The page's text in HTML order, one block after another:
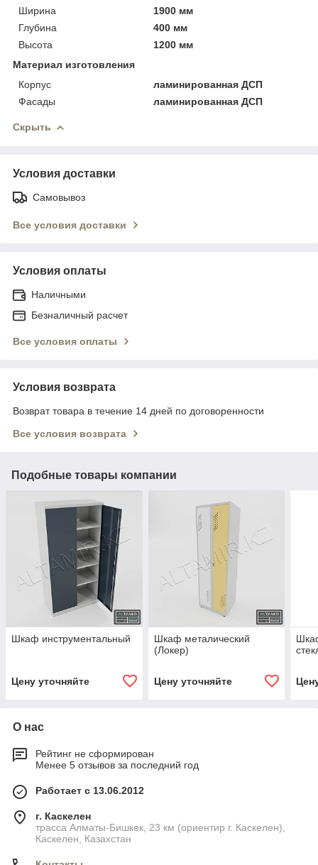
Ширина
1900 мм
Глубина
400 мм
Высота
1200 мм
Материал изготовления
Корпус
ламинированная ДСП
Фасады
ламинированная ДСП
Скрыть
Условия доставки
Самовывоз
Все условия доставки
Условия оплаты
Наличными
Безналичный расчет
Все условия оплаты
Условия возврата
Возврат товара в течение 14 дней по договоренности
Все условия возврата
Подобные товары компании
Шкаф инструментальный
Цену уточняйте
Шкаф металический
(Локер)
Цену уточняйте
О нас
Рейтинг не сформирован
Менее 5 отзывов за последний год
Работает с 13.06.2012
г. Каскелен
трасса Алматы-Бишкек, 23 км (ориентир г. Каскелен),
Каскелен, Казахстан